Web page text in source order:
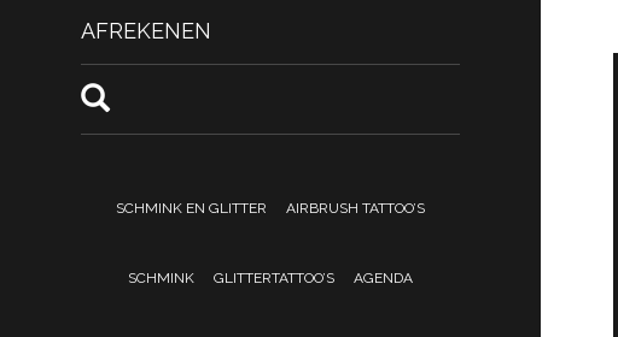
AFREKENEN
SCHMINK EN GLITTER AIRBRUSH TATTOO’S
SCHMINK GLITTERTATTOO’S AGENDA